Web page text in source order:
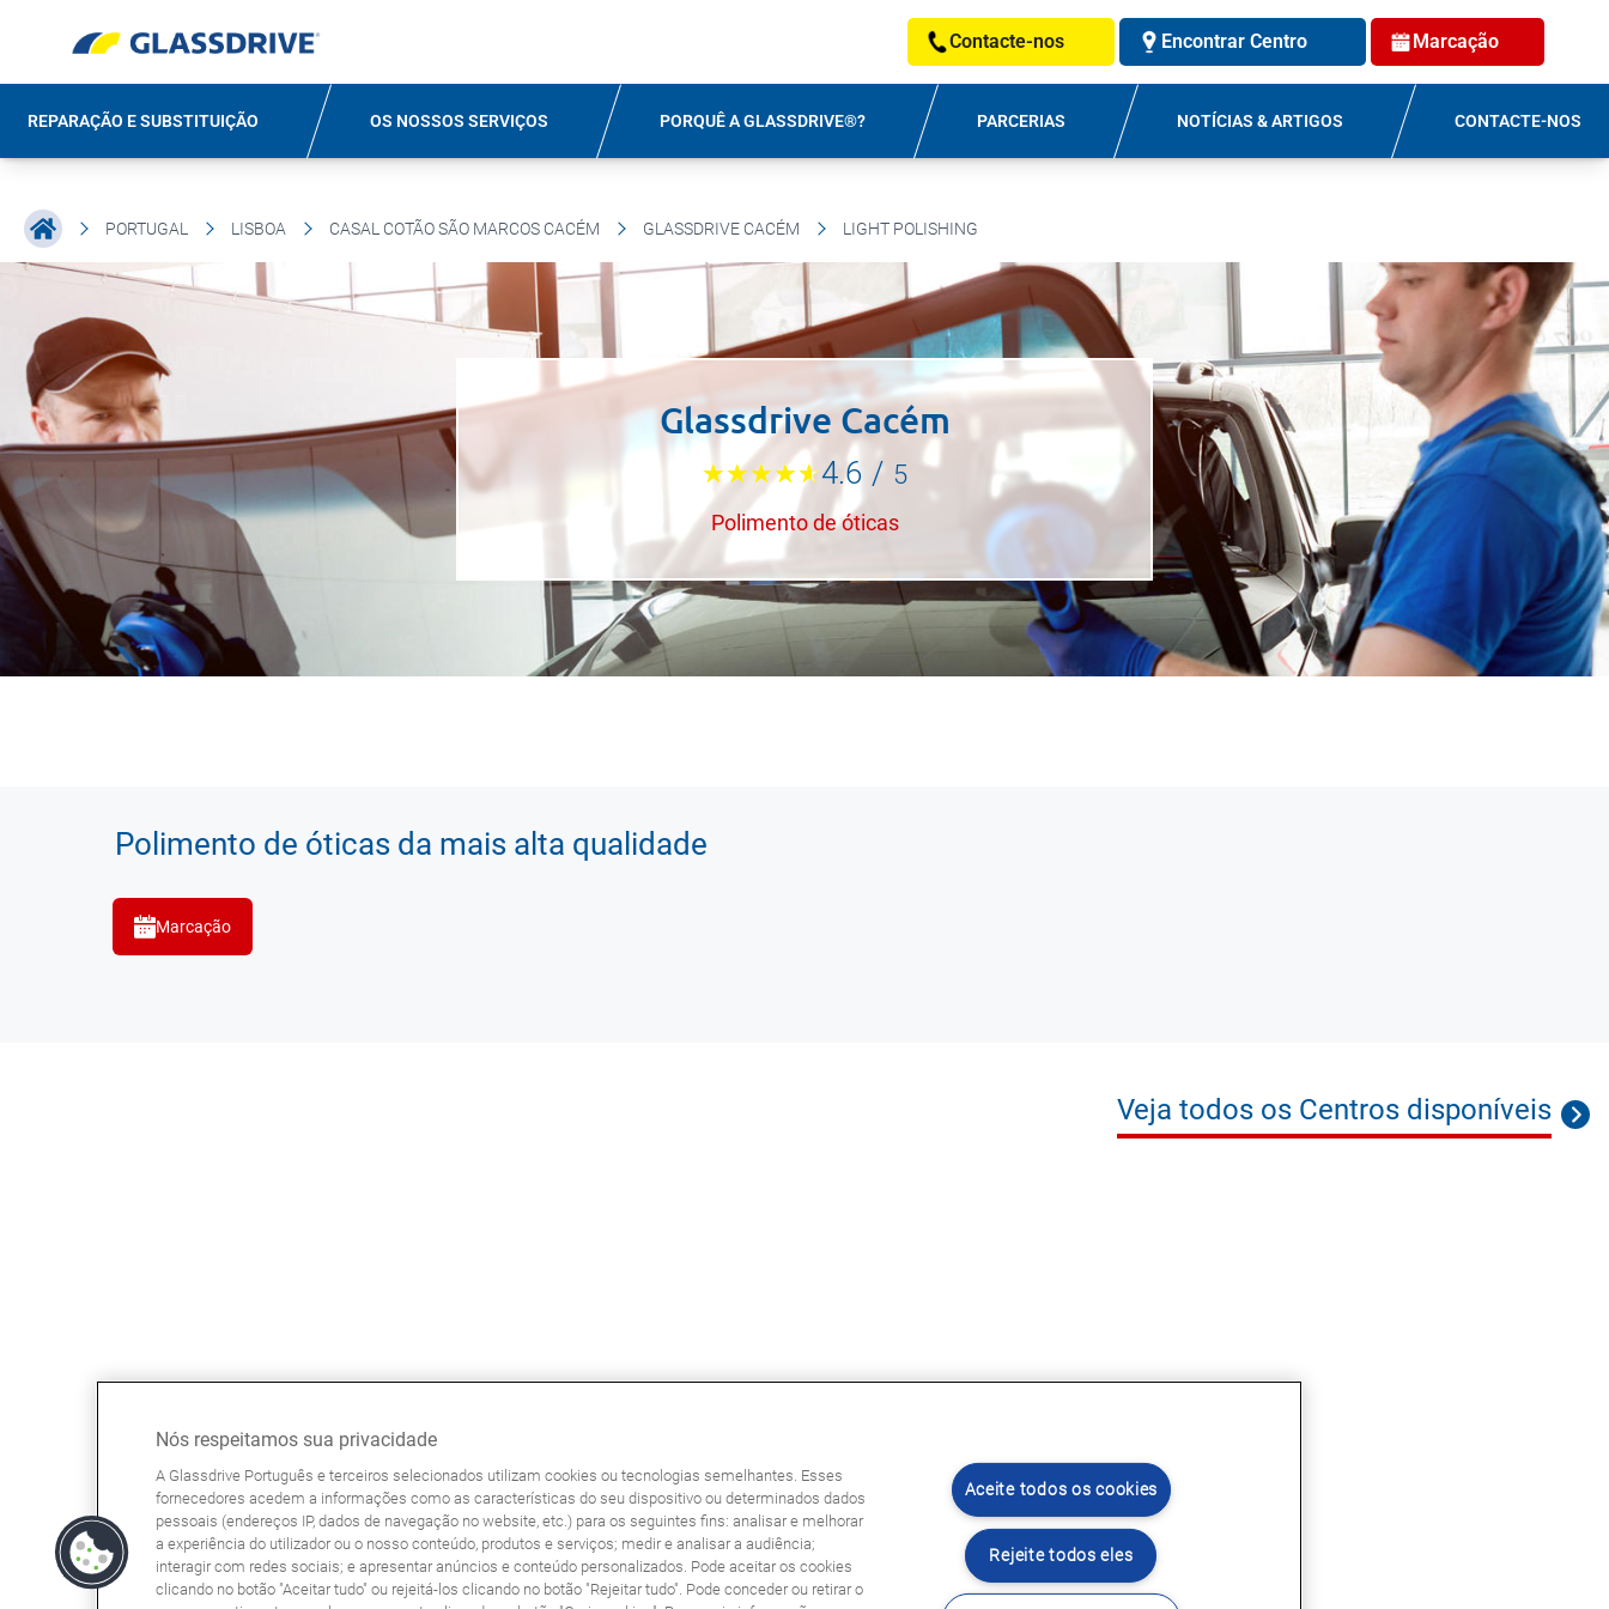
Contacte-nos Encontrar Centro Marcação
REPARAÇÃO E SUBSTITUIÇÃO OS NOSSOS SERVIÇOS PORQUÊ A GLASSDRIVE®? PARCERIAS NOTÍCIAS & ARTIGOS CONTACTE-NOS
PORTUGAL LISBOA CASAL COTÃO SÃO MARCOS CACÉM GLASSDRIVE CACÉM LIGHT POLISHING
Glassdrive Cacém
4.6 / 5
Polimento de óticas
Polimento de óticas da mais alta qualidade
Marcação
Veja todos os Centros disponíveis
Nós respeitamos sua privacidade
A Glassdrive Português e terceiros selecionados utilizam cookies ou tecnologias semelhantes. Esses
fornecedores acedem a informações como as características do seu dispositivo ou determinados dados
pessoais (endereços IP, dados de navegação no website, etc.) para os seguintes fins: analisar e melhorar
a experiência do utilizador ou o nosso conteúdo, produtos e serviços; medir e analisar a audiência;
interagir com redes sociais; e apresentar anúncios e conteúdo personalizados. Pode aceitar os cookies
clicando no botão "Aceitar tudo" ou rejeitá-los clicando no botão "Rejeitar tudo". Pode conceder ou retirar o
Aceite todos os cookies
Rejeite todos eles